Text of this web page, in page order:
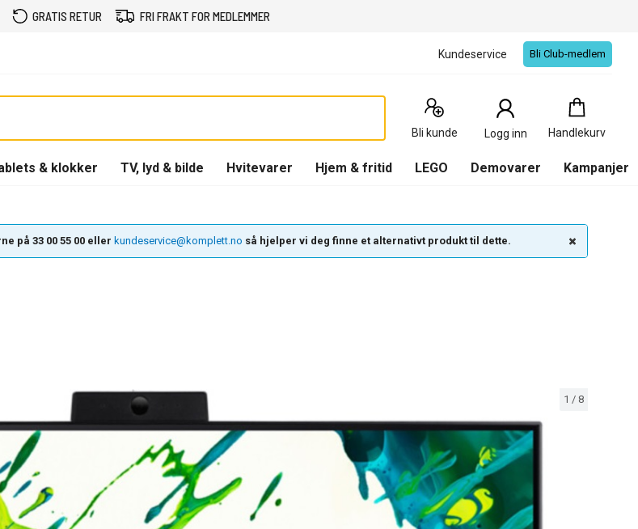
GRATIS RETUR FRI FRAKT FOR MEDLEMMER
Kundeservice Bli Club-medlem
Bli kunde Logg inn Handlekurv
Handlekurv
0
Produkter
& klokker TV, lyd & bilde Hvitevarer Hjem & fritid LEGO Demovarer Kampanjer
på 33 00 55 00 eller kundeservice@komplett.no så hjelper vi deg finne et alternativt produkt til dette.
1 / 8